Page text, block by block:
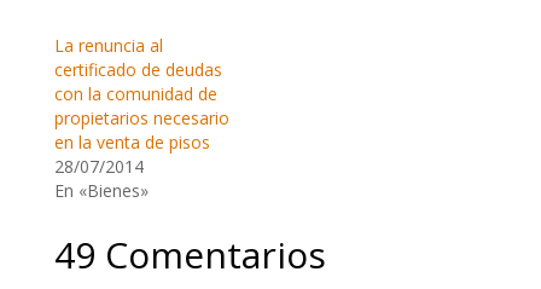
La renuncia al
certificado de deudas
con la comunidad de
propietarios necesario
en la venta de pisos
28/07/2014
En «Bienes»
49 Comentarios